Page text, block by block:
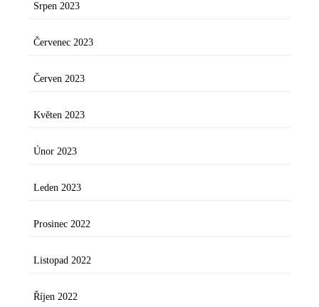
Srpen 2023
Červenec 2023
Červen 2023
Květen 2023
Únor 2023
Leden 2023
Prosinec 2022
Listopad 2022
Říjen 2022